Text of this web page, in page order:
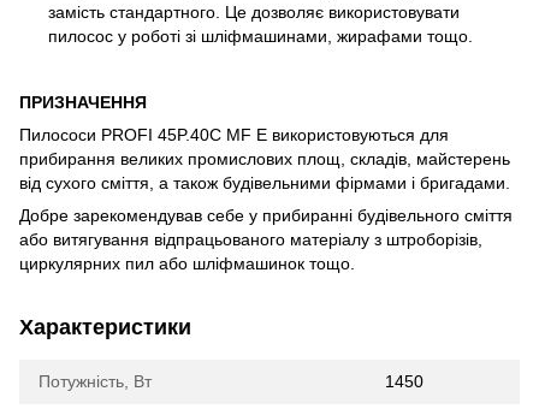
замість стандартного. Це дозволяє використовувати
пилосос у роботі зі шліфмашинами, жирафами тощо.
ПРИЗНАЧЕННЯ
Пилососи PROFI 45P.40C MF E використовуються для
прибирання великих промислових площ, складів, майстерень
від сухого сміття, а також будівельними фірмами і бригадами.
Добре зарекомендував себе у прибиранні будівельного сміття
або витягування відпрацьованого матеріалу з штроборізів,
циркулярних пил або шліфмашинок тощо.
Характеристики
Потужність, Вт 1450